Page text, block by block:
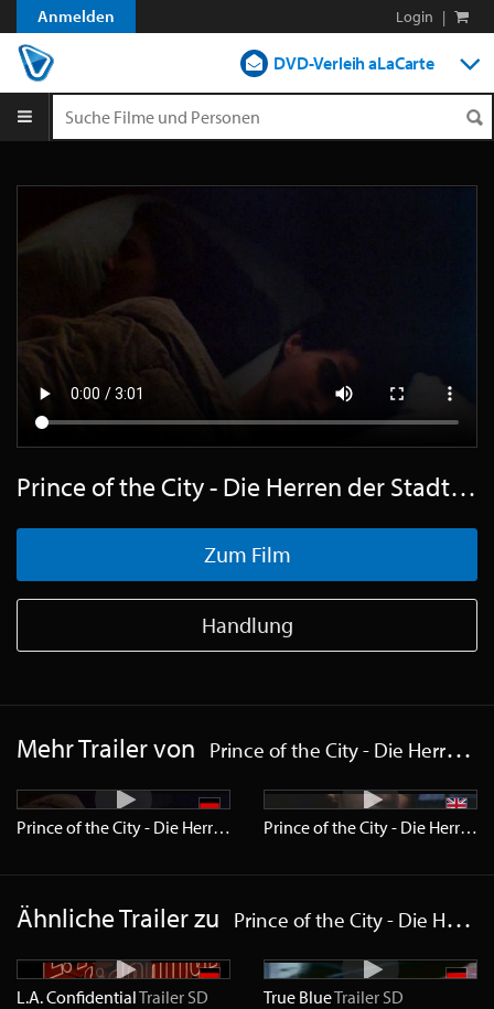
Anmelden Login |
DVD-Verleih aLaCarte
Prince of the City - Die Herren der Stadt - Trailer Deutsch SD
Zum Film
Handlung
Mehr Trailer von Prince of the City - Die Herren der Stadt
Prince of the City - Die Herren der Stadt TrailerSD Prince of the City - Die Herren der Stadt
Ähnliche Trailer zu Prince of the City - Die Herren der Stadt
L.A. ConfidentialTrailer SD True BlueTrailer SD